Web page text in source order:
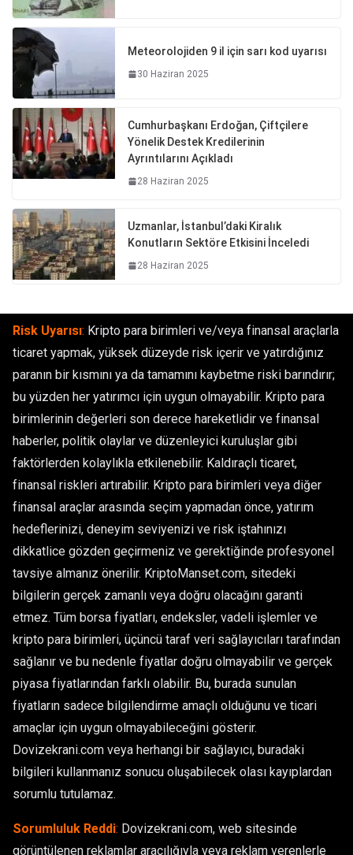
Meteorolojiden 9 il için sarı kod uyarısı
30 Haziran 2025
Cumhurbaşkanı Erdoğan, Çiftçilere
Yönelik Destek Kredilerinin
Ayrıntılarını Açıkladı
28 Haziran 2025
Uzmanlar, İstanbul’daki Kiralık
Konutların Sektöre Etkisini İnceledi
28 Haziran 2025
Risk Uyarısı: Kripto para birimleri ve/veya finansal araçlarla
ticaret yapmak, yüksek düzeyde risk içerir ve yatırdığınız
paranın bir kısmını ya da tamamını kaybetme riski barındırır;
bu yüzden her yatırımcı için uygun olmayabilir. Kripto para
birimlerinin değerleri son derece hareketlidir ve finansal
haberler, politik olaylar ve düzenleyici kuruluşlar gibi
faktörlerden kolaylıkla etkilenebilir. Kaldıraçlı ticaret,
finansal riskleri artırabilir. Kripto para birimleri veya diğer
finansal araçlar arasında seçim yapmadan önce, yatırım
hedeflerinizi, deneyim seviyenizi ve risk iştahınızı
dikkatlice gözden geçirmeniz ve gerektiğinde profesyonel
tavsiye almanız önerilir. KriptoManset.com, sitedeki
bilgilerin gerçek zamanlı veya doğru olacağını garanti
etmez. Tüm borsa fiyatları, endeksler, vadeli işlemler ve
kripto para birimleri, üçüncü taraf veri sağlayıcıları tarafından
sağlanır ve bu nedenle fiyatlar doğru olmayabilir ve gerçek
piyasa fiyatlarından farklı olabilir. Bu, burada sunulan
fiyatların sadece bilgilendirme amaçlı olduğunu ve ticari
amaçlar için uygun olmayabileceğini gösterir.
Dovizekrani.com veya herhangi bir sağlayıcı, buradaki
bilgileri kullanmanız sonucu oluşabilecek olası kayıplardan
sorumlu tutulamaz.
Sorumluluk Reddi: Dovizekrani.com, web sitesinde
görüntülenen reklamlar aracılığıyla veya reklam verenlerle